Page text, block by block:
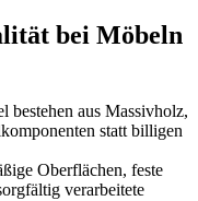
bei Möbeln
bestehen aus Massivholz,
statt billigen
Oberflächen, feste
verarbeitete